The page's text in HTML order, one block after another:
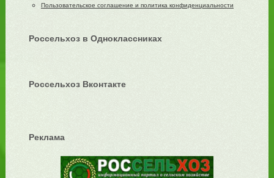
Пользовательское соглашение и политика конфиденциальности
Россельхоз в Одноклассниках
Россельхоз Вконтакте
Реклама